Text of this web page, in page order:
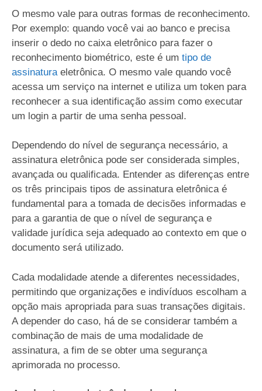
O mesmo vale para outras formas de reconhecimento.
Por exemplo: quando você vai ao banco e precisa
inserir o dedo no caixa eletrônico para fazer o
reconhecimento biométrico, este é um tipo de
assinatura eletrônica. O mesmo vale quando você
acessa um serviço na internet e utiliza um token para
reconhecer a sua identificação assim como executar
um login a partir de uma senha pessoal.
Dependendo do nível de segurança necessário, a
assinatura eletrônica pode ser considerada simples,
avançada ou qualificada. Entender as diferenças entre
os três principais tipos de assinatura eletrônica é
fundamental para a tomada de decisões informadas e
para a garantia de que o nível de segurança e
validade jurídica seja adequado ao contexto em que o
documento será utilizado.
Cada modalidade atende a diferentes necessidades,
permitindo que organizações e indivíduos escolham a
opção mais apropriada para suas transações digitais.
A depender do caso, há de se considerar também a
combinação de mais de uma modalidade de
assinatura, a fim de se obter uma segurança
aprimorada no processo.